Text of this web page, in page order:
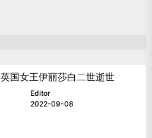
英国女王伊丽莎白二世逝世
Editor
2022-09-08